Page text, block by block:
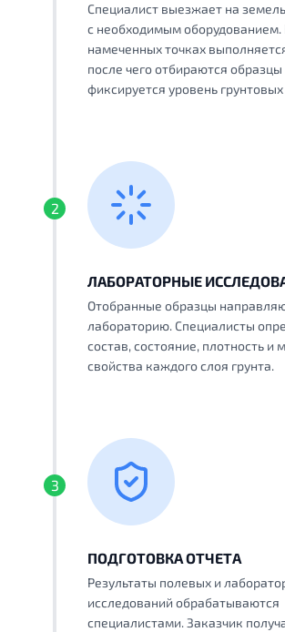
Специалист выезжает на
с необходимым оборудованием.
намеченных точках
после чего отбираются образцы
фиксируется уровень грунтовых
2
ЛАБОРАТОРНЫЕ
Отобранные образцы
лабораторию. Специалисты
состав, состояние, плотность и
свойства каждого слоя грунта.
3
ПОДГОТОВКА ОТЧЕТА
Результаты полевых и
исследований обрабатываются
специалистами. Заказчик